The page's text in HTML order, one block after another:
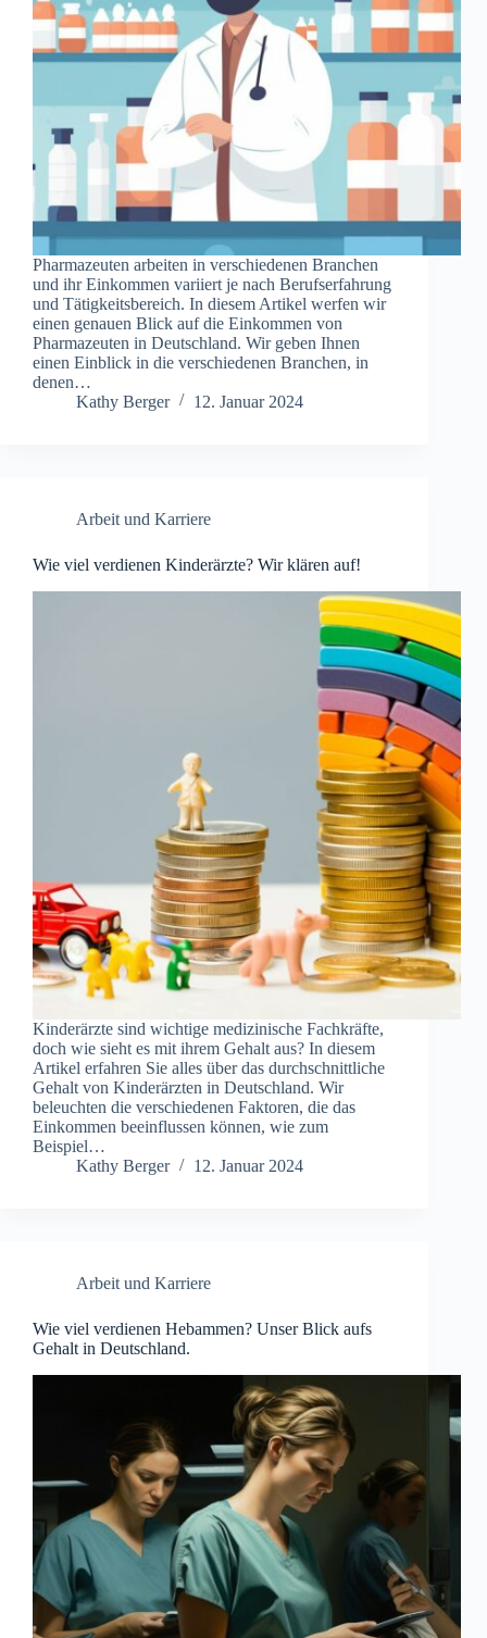
Pharmazeuten arbeiten in verschiedenen Branchen
und ihr Einkommen variiert je nach Berufserfahrung
und Tätigkeitsbereich. In diesem Artikel werfen wir
einen genauen Blick auf die Einkommen von
Pharmazeuten in Deutschland. Wir geben Ihnen
einen Einblick in die verschiedenen Branchen, in
denen…
Kathy Berger
12. Januar 2024
Arbeit und Karriere
Wie viel verdienen Kinderärzte? Wir klären auf!
Kinderärzte sind wichtige medizinische Fachkräfte,
doch wie sieht es mit ihrem Gehalt aus? In diesem
Artikel erfahren Sie alles über das durchschnittliche
Gehalt von Kinderärzten in Deutschland. Wir
beleuchten die verschiedenen Faktoren, die das
Einkommen beeinflussen können, wie zum
Beispiel…
Kathy Berger
12. Januar 2024
Arbeit und Karriere
Wie viel verdienen Hebammen? Unser Blick aufs
Gehalt in Deutschland.